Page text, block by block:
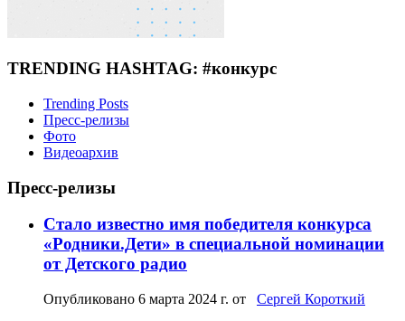
TRENDING HASHTAG: #конкурс
Trending Posts
Пресс-релизы
Фото
Видеоархив
Пресс-релизы
Стало известно имя победителя конкурса
«Родники.Дети» в специальной номинации
от Детского радио
Опубликовано 6 марта 2024 г. от Сергей Короткий